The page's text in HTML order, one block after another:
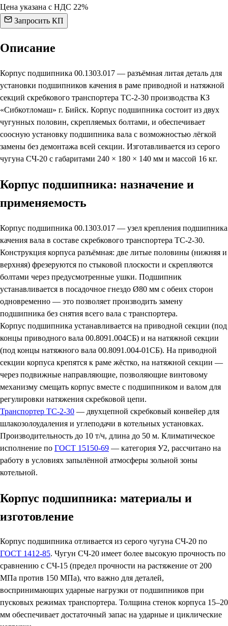
Цена указана с НДС 22%
Запросить КП
Описание
Корпус подшипника 00.1303.017 — разъёмная литая деталь для
установки подшипников качения в раме приводной и натяжной
секций скребкового транспортера ТС-2-30 производства КЗ
«Сибкотломаш» г. Бийск. Корпус подшипника состоит из двух
чугунных половин, скрепляемых болтами, и обеспечивает
соосную установку подшипника вала с возможностью лёгкой
замены без демонтажа всей секции. Изготавливается из серого
чугуна СЧ-20 с габаритами 240 × 180 × 140 мм и массой 16 кг.
Корпус подшипника: назначение и
применяемость
Корпус подшипника 00.1303.017 — узел крепления подшипника
качения вала в составе скребкового транспортера ТС-2-30.
Конструкция корпуса разъёмная: две литые половины (нижняя и
верхняя) фрезеруются по стыковой плоскости и скрепляются
болтами через предусмотренные ушки. Подшипник
устанавливается в посадочное гнездо Ø80 мм с обеих сторон
одновременно — это позволяет производить замену
подшипника без снятия всего вала с транспортера.
Корпус подшипника устанавливается на приводной секции (под
концы приводного вала 00.8091.004СБ) и на натяжной секции
(под концы натяжного вала 00.8091.004-01СБ). На приводной
секции корпуса крепятся к раме жёстко, на натяжной секции —
через подвижные направляющие, позволяющие винтовому
механизму смещать корпус вместе с подшипником и валом для
регулировки натяжения скребковой цепи.
Транспортер ТС-2-30 — двухцепной скребковый конвейер для
шлакозолоудаления и углеподачи в котельных установках.
Производительность до 10 т/ч, длина до 50 м. Климатическое
исполнение по ГОСТ 15150-69 — категория У2, рассчитано на
работу в условиях запылённой атмосферы зольной зоны
котельной.
Корпус подшипника: материалы и
изготовление
Корпус подшипника отливается из серого чугуна СЧ-20 по
ГОСТ 1412-85. Чугун СЧ-20 имеет более высокую прочность по
сравнению с СЧ-15 (предел прочности на растяжение от 200
МПа против 150 МПа), что важно для деталей,
воспринимающих ударные нагрузки от подшипников при
пусковых режимах транспортера. Толщина стенок корпуса 15–20
мм обеспечивает достаточный запас на ударные и циклические